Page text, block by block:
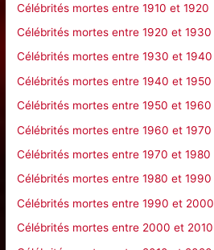
:
Célébrités mortes entre 1910 et 1920
Célébrités mortes entre 1920 et 1930
Célébrités mortes entre 1930 et 1940
Célébrités mortes entre 1940 et 1950
Célébrités mortes entre 1950 et 1960
Célébrités mortes entre 1960 et 1970
Célébrités mortes entre 1970 et 1980
Célébrités mortes entre 1980 et 1990
Célébrités mortes entre 1990 et 2000
Célébrités mortes entre 2000 et 2010